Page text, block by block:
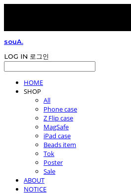
souA.
LOG IN 로그인
HOME
SHOP
All
Phone case
Z Flip case
MagSafe
iPad case
Beads item
Tok
Poster
Sale
ABOUT
NOTICE